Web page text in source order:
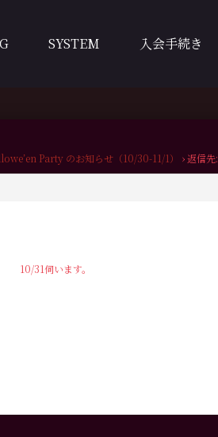
SYSTEM 入会手続き
Party のお知らせ（10/30-11/1） ›返信先:
10/31伺います。